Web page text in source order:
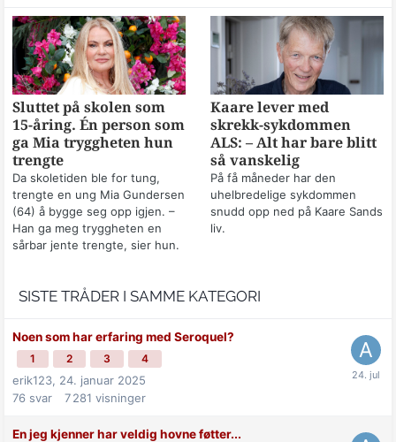
Sluttet på skolen som
15-åring. Én person som
ga Mia tryggheten hun
trengte
Da skoletiden ble for tung,
trengte en ung Mia Gundersen
(64) å bygge seg opp igjen. –
Han ga meg tryggheten en
sårbar jente trengte, sier hun.
Kaare lever med
skrekk-sykdommen
ALS: – Alt har bare blitt
så vanskelig
På få måneder har den
uhelbredelige sykdommen
snudd opp ned på Kaare Sands
liv.
SISTE TRÅDER I SAMME KATEGORI
Noen som har erfaring med Seroquel?
1 2 3 4
erik123, 24. januar 2025
76 svar 7 281 visninger
En jeg kjenner har veldig hovne føtter...